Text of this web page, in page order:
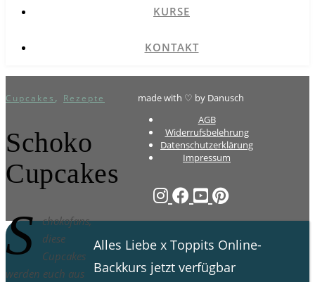
KURSE
KONTAKT
Cupcakes , Rezepte
Schoko
Cupcakes
S chokofans,
diese
Cupcakes
werden euch aus
made with ♡ by Danusch
AGB
Widerrufsbelehrung
Datenschutzerklärung
Impressum
Alles Liebe x Toppits Online-
Backkurs jetzt verfügbar